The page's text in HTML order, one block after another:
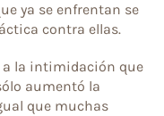
ya se enfrentan se
contra ellas.
a la intimidación que
aumentó la
que muchas